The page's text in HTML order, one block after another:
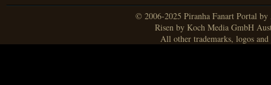
© 2006-2025 Piranha Fanart Portal
Risen by Koch Media GmbH
All other trademarks, logos